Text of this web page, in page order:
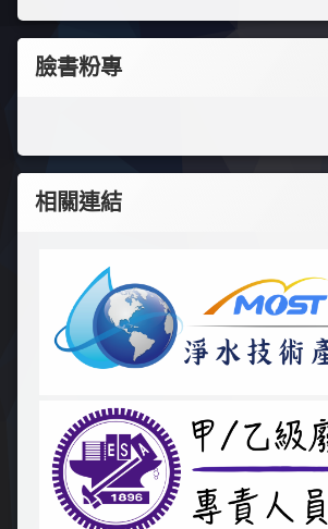
臉書粉專
相關連結